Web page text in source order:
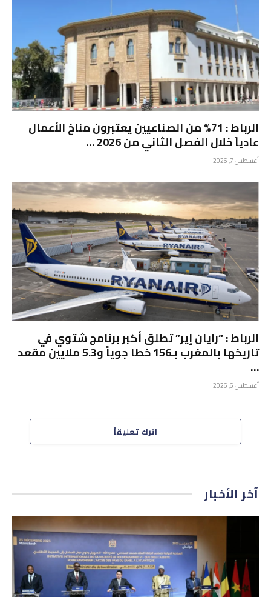
الرباط : 71% من الصناعيين يعتبرون مناخ الأعمال
عادياً خلال الفصل الثاني من 2026 …
أغسطس 7, 2026
الرباط : “رايان إير” تطلق أكبر برنامج شتوي في
تاريخها بالمغرب بـ156 خطًا جوياً و5.3 ملايين مقعد
…
أغسطس 6, 2026
اترك تعليقاً
آخر الأخبار